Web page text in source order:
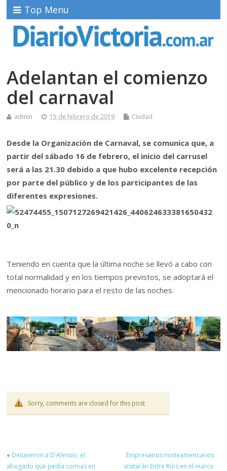
Top Menu
Adelantan el comienzo
del carnaval
admin 15 de febrero de 2019 Ciudad
Desde la Organización de Carnaval, se comunica que, a
partir del sábado 16 de febrero, el inicio del carrusel
será a las 21.30 debido a que hubo excelente recepción
por parte del público y de los participantes de las
diferentes expresiones.
Teniendo en cuenta que la última noche se llevó a cabo con
total normalidad y en los tiempos previstos, se adoptará el
mencionado horario para el resto de las noches.
Sorry, comments are closed for this post
« Detuvieron a D'Alessio, el
abogado que pedía coimas en
Empresarios norteamericanos
visitarán Entre Ríos en el marco